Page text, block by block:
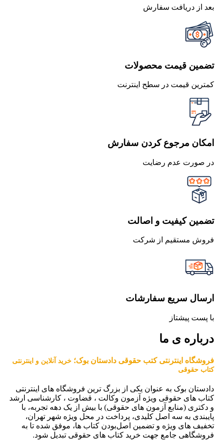
بعد از دریافت سفارش
تضمین قیمت محصولات
کمترین قیمت در سطح اینترنت
امکان مرجوع کردن سفارش
در صورت عدم رضایت
تضمین کیفیت و اصالت
فروش مستقیم از شرکت
ارسال سریع سفارشات
با پست پیشتاز
درباره ی ما
فروشگاه اینترنتی کتب حقوقی دادستان بوک؛ خرید آنلاین و اینترنتی
کتاب حقوقی
دادستان بوک به عنوان یکی از بزرگ ترین فروشگاه های اینترنتی
کتاب های حقوقی ویژه آزمون وکالت ، قضاوت ، کارشناسی ارشد
و دکتری (منابع آزمون های حقوقی) با بیش از یک دهه تجربه، با
پایبندی به سه اصل کلیدی، پرداخت در محل ویژه شهر تهران،
تخفیف های ویژه و تضمین اصل‌بودن کتاب ها، موفق شده تا به
فروشگاهی جامع جهت خرید کتاب های حقوقی تبدیل شود.